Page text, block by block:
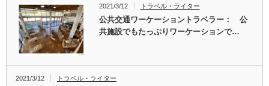
2021/3/12 トラベル・ライター
公共交通ワーケーショントラベラー： 公
共施設でもたっぷりワーケーションで…
2021/3/12 トラベル・ライター